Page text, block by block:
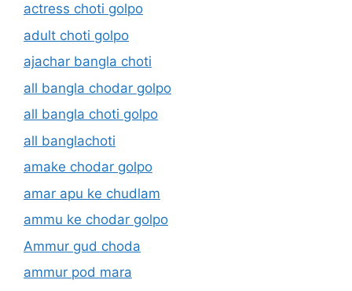
actress choti golpo
adult choti golpo
ajachar bangla choti
all bangla chodar golpo
all bangla choti golpo
all banglachoti
amake chodar golpo
amar apu ke chudlam
ammu ke chodar golpo
Ammur gud choda
ammur pod mara